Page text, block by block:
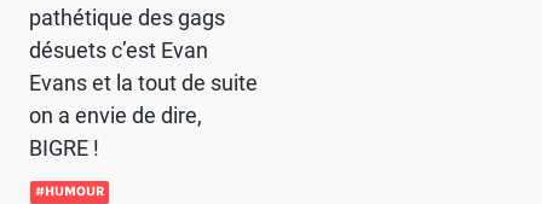
pathétique des gags
désuets c’est Evan
Evans et la tout de suite
on a envie de dire,
BIGRE !
#HUMOUR